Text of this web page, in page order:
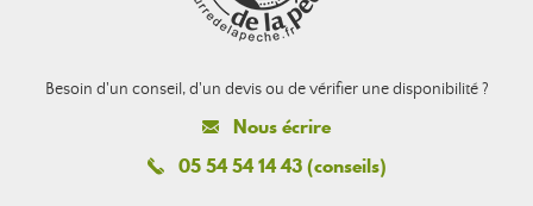
Besoin d'un conseil, d'un devis ou de vérifier une disponibilité ?
Nous écrire
05 54 54 14 43 (conseils)